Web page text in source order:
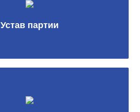
Устав партии